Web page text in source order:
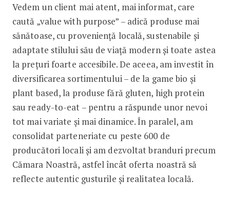
Vedem un client mai atent, mai informat, care
caută „value with purpose” – adică produse mai
sănătoase, cu proveniență locală, sustenabile și
adaptate stilului său de viață modern și toate astea
la prețuri foarte accesibile. De aceea, am investit în
diversificarea sortimentului – de la game bio și
plant based, la produse fără gluten, high protein
sau ready-to-eat – pentru a răspunde unor nevoi
tot mai variate și mai dinamice. În paralel, am
consolidat parteneriate cu peste 600 de
producători locali și am dezvoltat branduri precum
Cămara Noastră, astfel încât oferta noastră să
reflecte autentic gusturile și realitatea locală.